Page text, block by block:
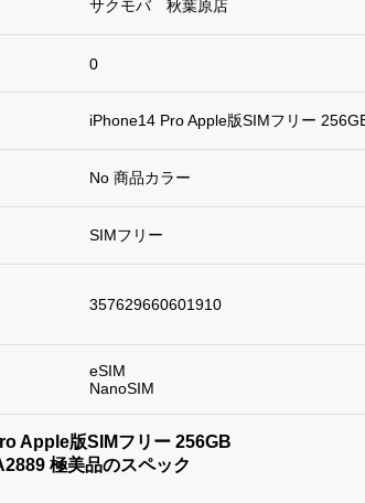
サクモバ 秋葉原店
0
iPhone14 Pro Apple版SIMフリー
No 商品カラー
SIMフリー
357629660601910
eSIM
NanoSIM
Apple版SIMフリー 256GB
極美品のスペック